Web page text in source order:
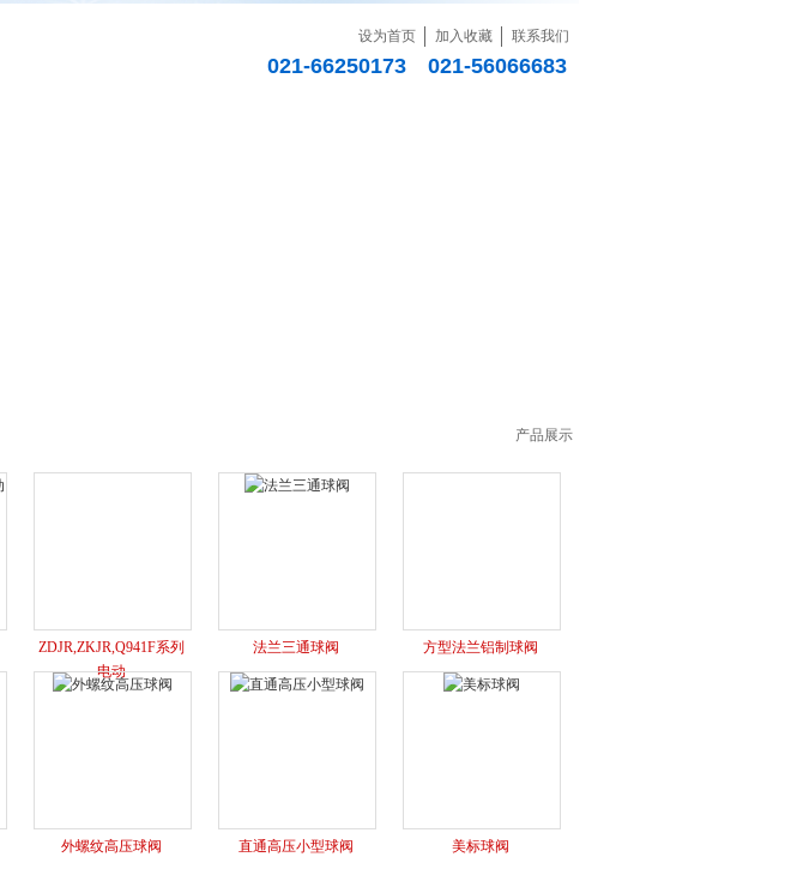
设为首页 加入收藏 联系我们
021-66250173 021-56066683
产品展示
ZDJR,ZKJR,Q941F系列
电动
法兰三通球阀 方型法兰铝制球阀
外螺纹高压球阀 直通高压小型球阀 美标球阀